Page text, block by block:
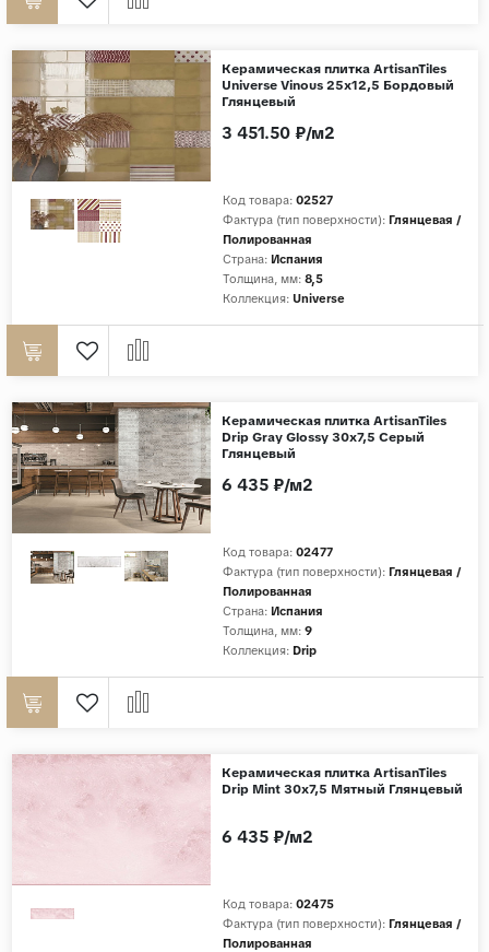
Бетон
Декор
Антискользящая
Керамическая плитка ArtisanTiles
Universe Vinous 25x12,5 Бордовый
Глянцевый
Код товара: 02527
Фактура (тип поверхности): Глянцевая /
Полированная
Страна: Испания
Толщина, мм: 8,5
Коллекция: Universe
3 451.50 ₽/м2
Керамическая плитка ArtisanTiles
Drip Gray Glossy 30x7,5 Серый
Глянцевый
Код товара: 02477
Фактура (тип поверхности): Глянцевая /
Полированная
Страна: Испания
Толщина, мм: 9
Коллекция: Drip
6 435 ₽/м2
Керамическая плитка ArtisanTiles
Drip Mint 30x7,5 Мятный Глянцевый
Код товара: 02475
Фактура (тип поверхности): Глянцевая /
Полированная
6 435 ₽/м2